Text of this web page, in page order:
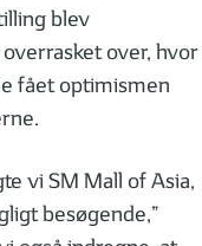
blev
over, hvor
fået optimismen
vi SM Mall of Asia,
besøgende,”